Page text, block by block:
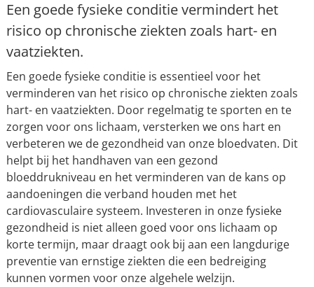
Een goede fysieke conditie vermindert het
risico op chronische ziekten zoals hart- en
vaatziekten.
Een goede fysieke conditie is essentieel voor het
verminderen van het risico op chronische ziekten zoals
hart- en vaatziekten. Door regelmatig te sporten en te
zorgen voor ons lichaam, versterken we ons hart en
verbeteren we de gezondheid van onze bloedvaten. Dit
helpt bij het handhaven van een gezond
bloeddrukniveau en het verminderen van de kans op
aandoeningen die verband houden met het
cardiovasculaire systeem. Investeren in onze fysieke
gezondheid is niet alleen goed voor ons lichaam op
korte termijn, maar draagt ook bij aan een langdurige
preventie van ernstige ziekten die een bedreiging
kunnen vormen voor onze algehele welzijn.